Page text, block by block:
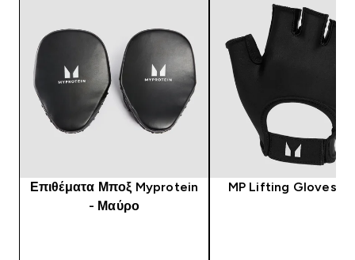
Επιθέματα Μποξ Myprotein
- Μαύρο
MP Lifting Gloves -